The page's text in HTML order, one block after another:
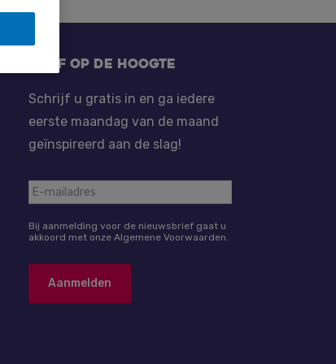
Blijf op de hoogte
Schrijf u gratis in en ga iedere
eerste maandag van de maand
geïnspireerd aan de slag!
Bij aanmelding voor de nieuwsbrief gaat u
akkoord met onze Algemene Voorwaarden.